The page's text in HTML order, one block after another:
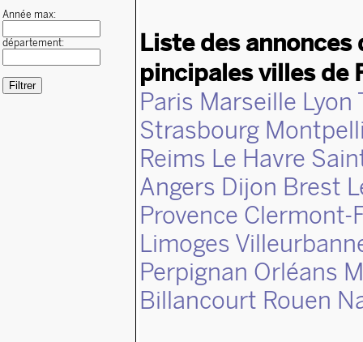
Liste des
pincipales villes de
Paris Marseille Lyon
Strasbourg
Reims Le Havre
Angers Dijon Brest
Provence Clermont-
Limoges
Perpignan Orléans
Billancourt Rouen
Année max:
département: